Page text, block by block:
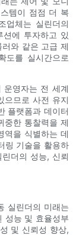
템이 점점 더 복
업체는 실린더의
션에 투자하고 있
와 같은 고급 제
도를 실시간으로
영자는 전 세계
으므로 사전 유지
플랫폼과 데이터
중한 통찰력을 제
역을 식별하는 데
링 기술을 활용하
더의 성능, 신뢰
실린더의 미래는
성능 및 효율성부
및 신뢰성 향상,